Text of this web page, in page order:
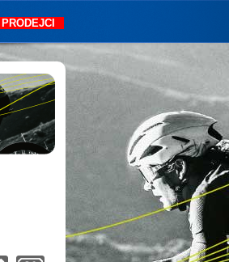
PRODEJCI